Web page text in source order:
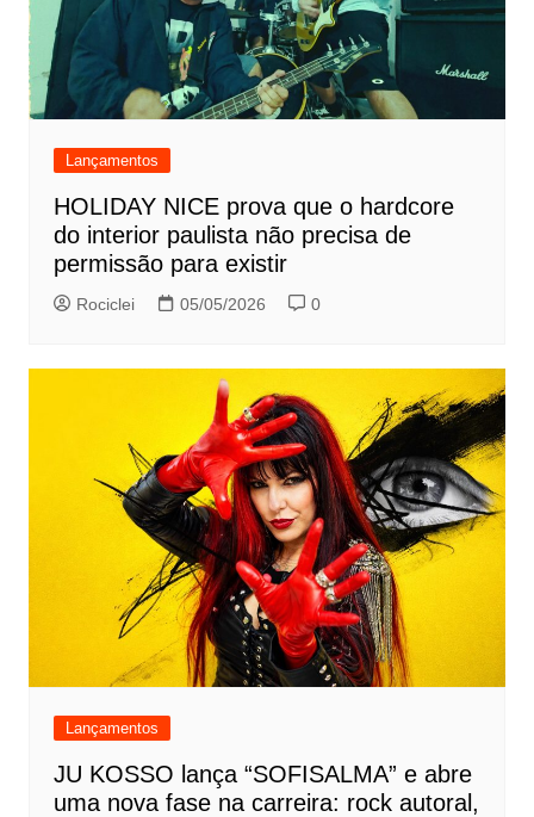
Lançamentos
HOLIDAY NICE prova que o hardcore
do interior paulista não precisa de
permissão para existir
Rociclei 05/05/2026 0
Lançamentos
JU KOSSO lança “SOFISALMA” e abre
uma nova fase na carreira: rock autoral,